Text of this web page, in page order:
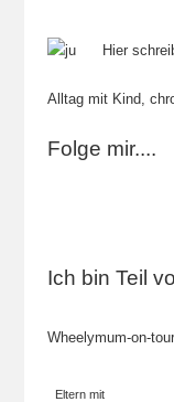
Hier
Alltag mit Kind,
Folge mir....
Ich bin Teil
Wheelymum-on-
Eltern mit